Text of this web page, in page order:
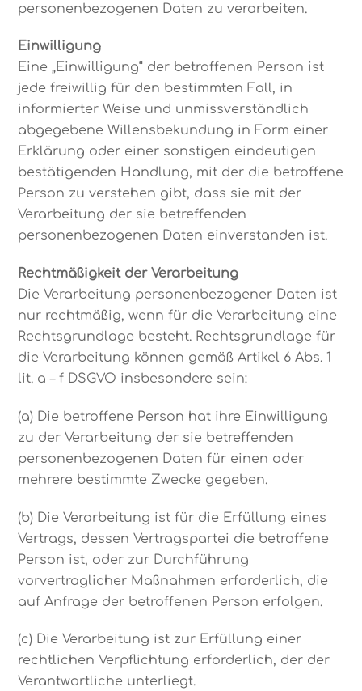
personenbezogenen Daten zu verarbeiten.
Einwilligung
Eine „Einwilligung“ der betroffenen Person ist
jede freiwillig für den bestimmten Fall, in
informierter Weise und unmissverständlich
abgegebene Willensbekundung in Form einer
Erklärung oder einer sonstigen eindeutigen
bestätigenden Handlung, mit der die betroffene
Person zu verstehen gibt, dass sie mit der
Verarbeitung der sie betreffenden
personenbezogenen Daten einverstanden ist.
Rechtmäßigkeit der Verarbeitung
Die Verarbeitung personenbezogener Daten ist
nur rechtmäßig, wenn für die Verarbeitung eine
Rechtsgrundlage besteht. Rechtsgrundlage für
die Verarbeitung können gemäß Artikel 6 Abs. 1
lit. a – f DSGVO insbesondere sein:
(a) Die betroffene Person hat ihre Einwilligung
zu der Verarbeitung der sie betreffenden
personenbezogenen Daten für einen oder
mehrere bestimmte Zwecke gegeben.
(b) Die Verarbeitung ist für die Erfüllung eines
Vertrags, dessen Vertragspartei die betroffene
Person ist, oder zur Durchführung
vorvertraglicher Maßnahmen erforderlich, die
auf Anfrage der betroffenen Person erfolgen.
(c) Die Verarbeitung ist zur Erfüllung einer
rechtlichen Verpflichtung erforderlich, der der
Verantwortliche unterliegt.